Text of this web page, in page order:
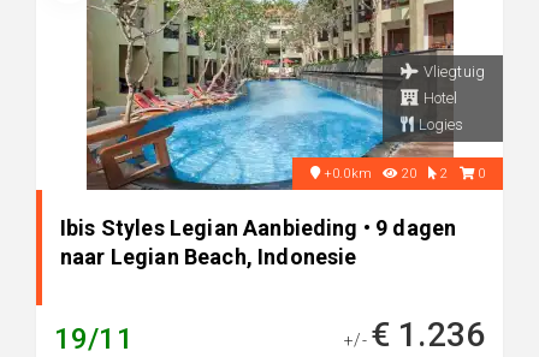
Vliegtuig
Hotel
Logies
+0.0km 20 2 0
Ibis Styles Legian Aanbieding • 9 dagen
naar Legian Beach, Indonesie
19/11 +/- € 1.236